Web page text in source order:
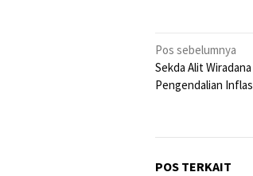
Navigasi
pos
Pos sebelumnya
Sekda Alit
Pengendalian
POS TERKAIT